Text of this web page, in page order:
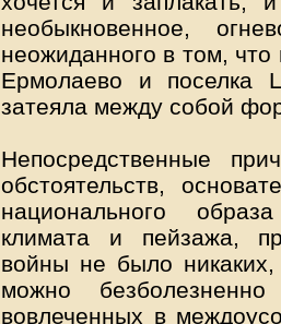
необыкновенное,
неожиданного в том,
Ермолаево и поселка
затеяла между собой
Непосредственные
обстоятельств,
национального
климата и пейзажа,
войны не было
можно
вовлеченных в